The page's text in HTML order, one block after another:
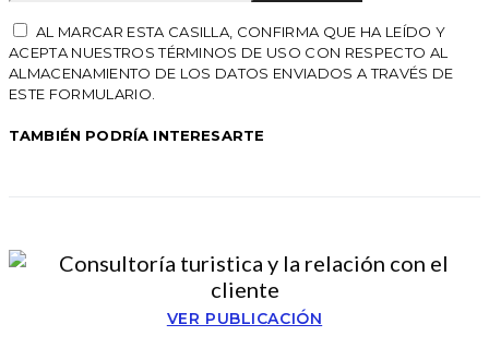
AL MARCAR ESTA CASILLA, CONFIRMA QUE HA LEÍDO Y
ACEPTA NUESTROS TÉRMINOS DE USO CON RESPECTO AL
ALMACENAMIENTO DE LOS DATOS ENVIADOS A TRAVÉS DE
ESTE FORMULARIO.
TAMBIÉN PODRÍA INTERESARTE
VER PUBLICACIÓN